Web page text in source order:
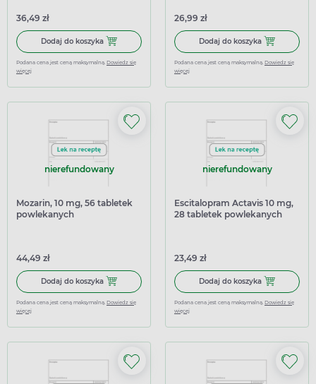
36,49 zł
Dodaj do koszyka Dodaj do koszyka Mozarin 15 mg, 28 tabletek
Podana cena jest ceną maksymalną. Dowiedz się
więcej
26,99 zł
Dodaj do koszyka Dodaj do
Podana cena jest ceną maksymalną. Dowiedz się
więcej
nierefundowany
Mozarin, 10 mg, 56 tabletek
powlekanych
44,49 zł
Dodaj do koszyka Dodaj do koszyka Mozarin, 10 mg, 56 tabletek
Podana cena jest ceną maksymalną. Dowiedz się
więcej
nierefundowany
Escitalopram Actavis 10 mg,
28 tabletek powlekanych
23,49 zł
Dodaj do koszyka Dodaj do
Podana cena jest ceną maksymalną. Dowiedz się
więcej